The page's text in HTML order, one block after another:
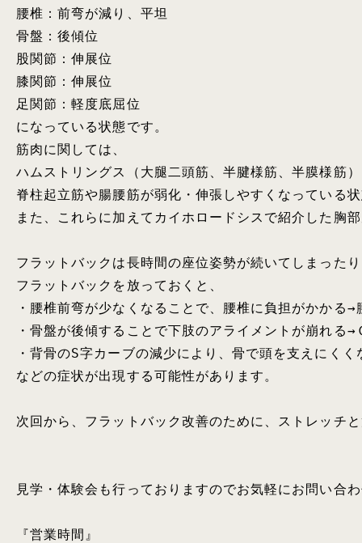
腰椎：前弯が減り、平坦
骨盤：後傾位
股関節：伸展位
膝関節：伸展位
足関節：軽度底屈位
になっている状態です。
筋肉に関しては、
ハムストリングス（大腿二頭筋、半腱様筋、半膜様筋
脊柱起立筋や腸腰筋が弱化・伸張しやすくなっている
また、これらに加えてカイホロードシスで紹介した胸
フラットバックは長時間の座位姿勢が続いてしまった
フラットバックを放っておくと、
・腰椎前弯が少なくなることで、腰椎に負担がかかる→
・骨盤が後傾することで下肢のアライメントが崩れる
・背骨のS字カーブの減少により、骨で頭を支えにく
などの症状が出現する可能性があります。
次回から、フラットバック改善のために、ストレッチ
見学・体験会も行っておりますのでお気軽にお問い合
『営業時間』